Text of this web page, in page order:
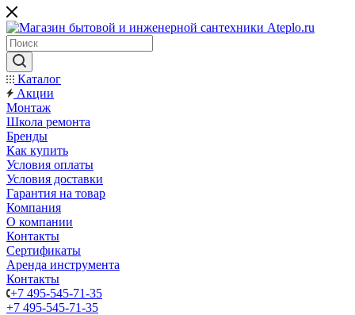
Каталог
Акции
Монтаж
Школа ремонта
Бренды
Как купить
Условия оплаты
Условия доставки
Гарантия на товар
Компания
О компании
Контакты
Сертификаты
Аренда инструмента
Контакты
+7 495-545-71-35
+7 495-545-71-35